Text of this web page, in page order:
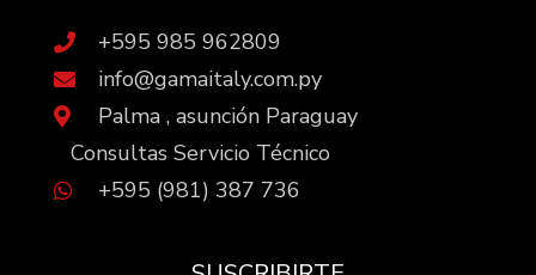
+595 985 962809
info@gamaitaly.com.py
Palma , asunción Paraguay
Consultas Servicio Técnico
+595 (981) 387 736